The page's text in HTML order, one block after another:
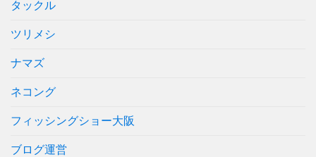
タックル
ツリメシ
ナマズ
ネコング
フィッシングショー大阪
ブログ運営